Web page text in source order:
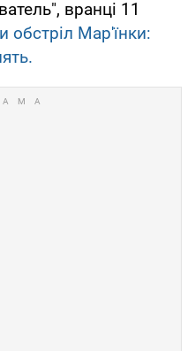
вранці 11
обстріл Мар'їнки: